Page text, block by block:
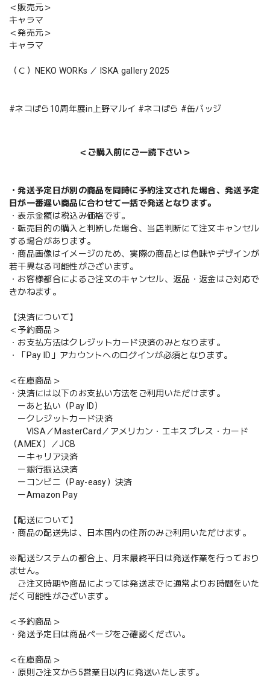
＜販売元＞
キャラマ
＜発売元＞
キャラマ
（Ｃ）NEKO WORKs ／ ISKA gallery 2025
#ネコぱら10周年展in上野マルイ #ネコぱら #缶バッジ
＜ご購入前にご一読下さい＞
・発送予定日が別の商品を同時に予約注文された場合、発送予定
日が一番遅い商品に合わせて一括で発送となります。
・表示金額は税込み価格です。
・転売目的の購入と判断した場合、当店判断にて注文キャンセル
する場合があります。
・商品画像はイメージのため、実際の商品とは色味やデザインが
若干異なる可能性がございます。
・お客様都合によるご注文のキャンセル、返品・返金はご対応で
きかねます。
【決済について】
＜予約商品＞
・お支払方法はクレジットカード決済のみとなります。
・「Pay ID」アカウントへのログインが必須となります。
＜在庫商品＞
・決済には以下のお支払い方法をご利用いただけます。
ーあと払い（Pay ID）
ークレジットカード決済
VISA／MasterCard／アメリカン・エキスプレス・カード
（AMEX）／JCB
ーキャリア決済
ー銀行振込決済
ーコンビニ（Pay-easy）決済
ーAmazon Pay
【配送について】
・商品の配送先は、日本国内の住所のみご利用いただけます。
※配送システムの都合上、月末最終平日は発送作業を行っており
ません。
ご注文時期や商品によっては発送までに通常よりお時間をいた
だく可能性がございます。
＜予約商品＞
・発送予定日は商品ページをご確認ください。
＜在庫商品＞
・原則ご注文から5営業日以内に発送いたします。